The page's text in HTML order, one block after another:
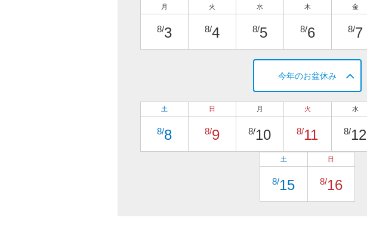
月
8/3
火
8/4
水
8/5
木
8/6
金
8/7
今年のお盆休み
土
8/8
日
8/9
月
8/10
火
8/11
水
8/12
土
8/15
日
8/16